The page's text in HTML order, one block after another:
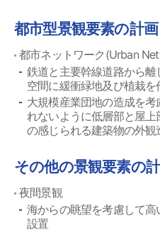
都市型景観要素の計画
都市ネットワーク(Urban
鉄道と主要幹線道路から
空間に緩衝緑地及び植栽
大規模産業団地の造成を
れないように低層部と屋
の感じられる建築物の外観
その他の景観要素の
夜間景観
海からの眺望を考慮して
設置